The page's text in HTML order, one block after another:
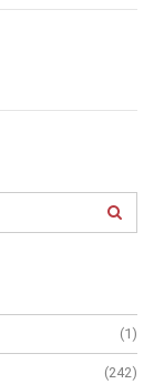
(1)
(242)